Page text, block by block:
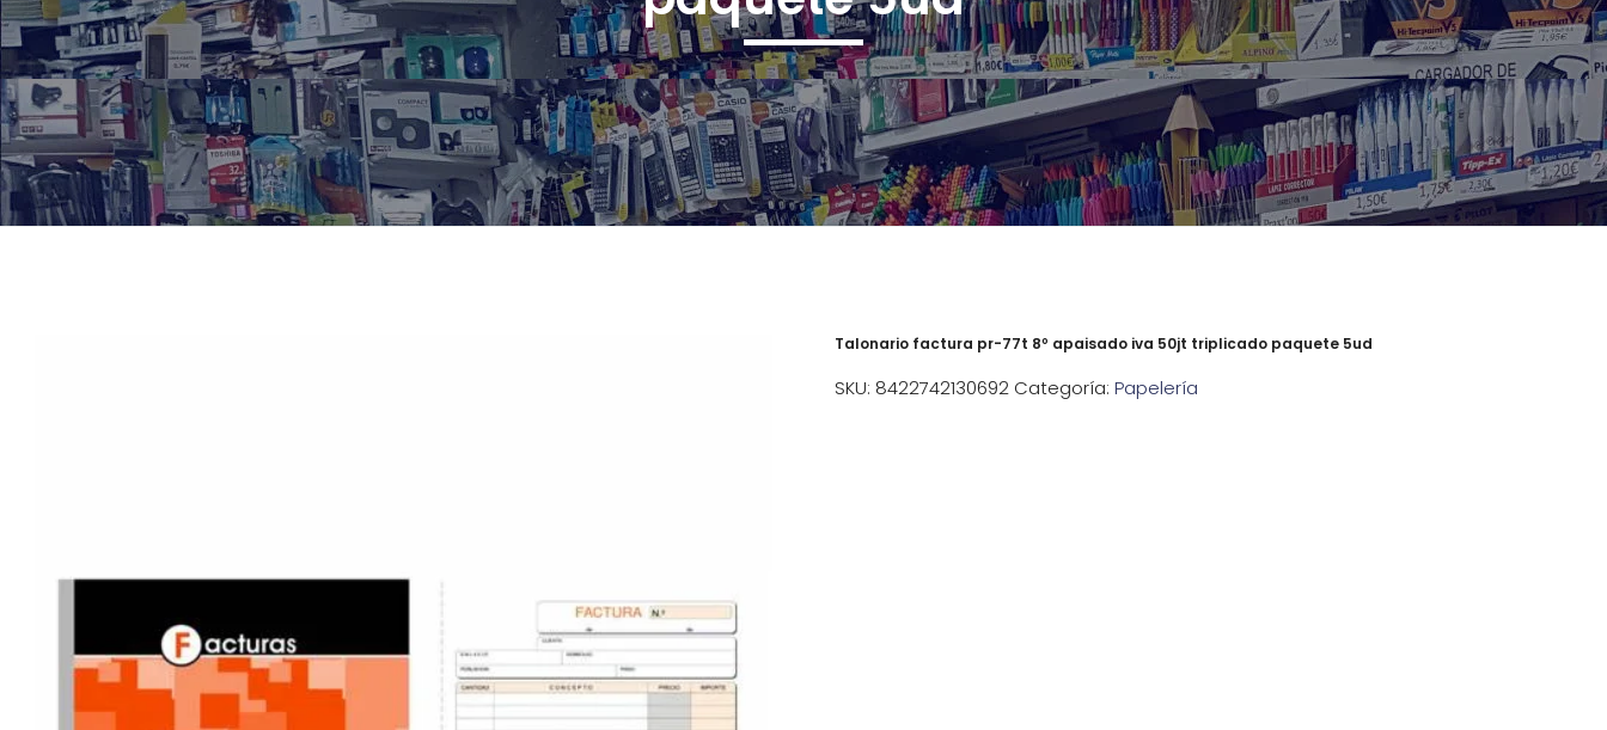
Talonario factura pr-77t 8º apaisado iva 50jt triplicado paquete 5ud
SKU: 8422742130692 Categoría: Papelería